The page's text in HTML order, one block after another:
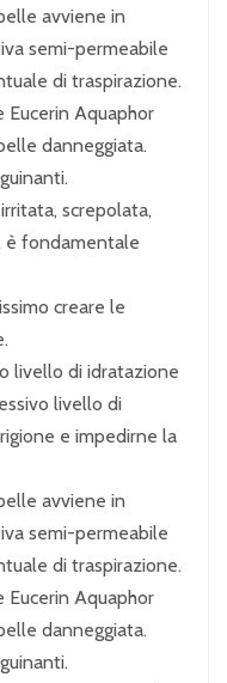
avviene in
semi-permeabile
di traspirazione.
Aquaphor
danneggiata.
screpolata,
è fondamentale
creare le
livello di idratazione
livello di
e impedirne la
avviene in
semi-permeabile
di traspirazione.
Aquaphor
danneggiata.